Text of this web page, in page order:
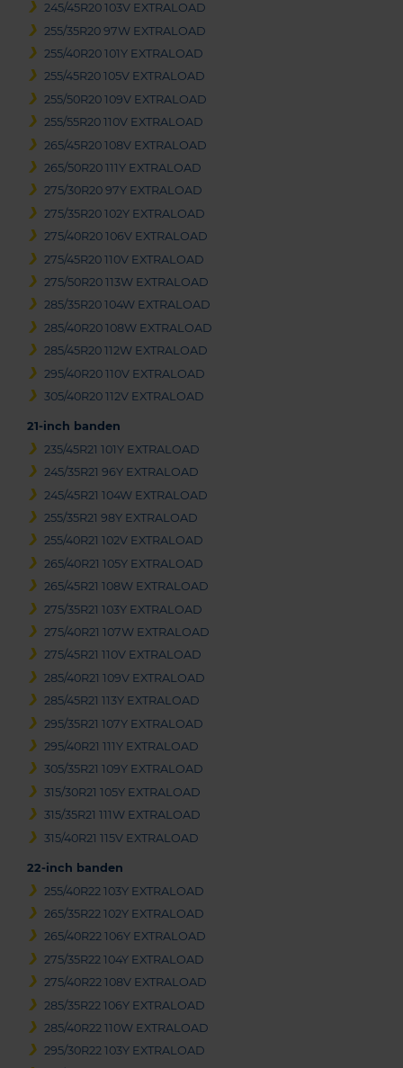
245/45R20 103V EXTRALOAD
255/35R20 97W EXTRALOAD
255/40R20 101Y EXTRALOAD
255/45R20 105V EXTRALOAD
255/50R20 109V EXTRALOAD
255/55R20 110V EXTRALOAD
265/45R20 108V EXTRALOAD
265/50R20 111Y EXTRALOAD
275/30R20 97Y EXTRALOAD
275/35R20 102Y EXTRALOAD
275/40R20 106V EXTRALOAD
275/45R20 110V EXTRALOAD
275/50R20 113W EXTRALOAD
285/35R20 104W EXTRALOAD
285/40R20 108W EXTRALOAD
285/45R20 112W EXTRALOAD
295/40R20 110V EXTRALOAD
305/40R20 112V EXTRALOAD
21-inch banden
235/45R21 101Y EXTRALOAD
245/35R21 96Y EXTRALOAD
245/45R21 104W EXTRALOAD
255/35R21 98Y EXTRALOAD
255/40R21 102V EXTRALOAD
265/40R21 105Y EXTRALOAD
265/45R21 108W EXTRALOAD
275/35R21 103Y EXTRALOAD
275/40R21 107W EXTRALOAD
275/45R21 110V EXTRALOAD
285/40R21 109V EXTRALOAD
285/45R21 113Y EXTRALOAD
295/35R21 107Y EXTRALOAD
295/40R21 111Y EXTRALOAD
305/35R21 109Y EXTRALOAD
315/30R21 105Y EXTRALOAD
315/35R21 111W EXTRALOAD
315/40R21 115V EXTRALOAD
22-inch banden
255/40R22 103Y EXTRALOAD
265/35R22 102Y EXTRALOAD
265/40R22 106Y EXTRALOAD
275/35R22 104Y EXTRALOAD
275/40R22 108V EXTRALOAD
285/35R22 106Y EXTRALOAD
285/40R22 110W EXTRALOAD
295/30R22 103Y EXTRALOAD